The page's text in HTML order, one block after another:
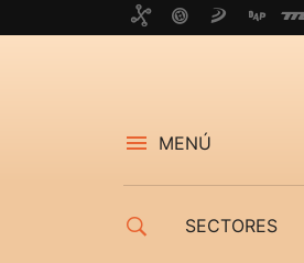
MENÚ
SECTORES